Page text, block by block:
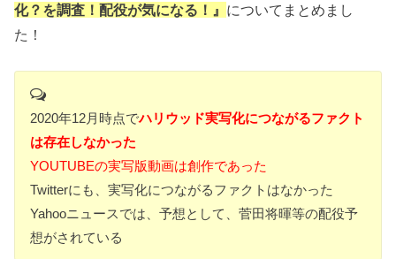
化？を調査！配役が気になる！』 についてまとめまし
た！
2020年12月時点でハリウッド実写化につながるファクト
は存在しなかった
YOUTUBEの実写版動画は創作であった
Twitterにも、実写化につながるファクトはなかった
Yahooニュースでは、予想として、菅田将暉等の配役予
想がされている